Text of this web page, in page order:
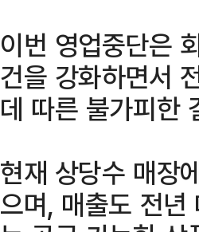
이번 영업중단은
건을 강화하면서
데 따른 불가피한
현재 상당수 매장
으며, 매출도 전